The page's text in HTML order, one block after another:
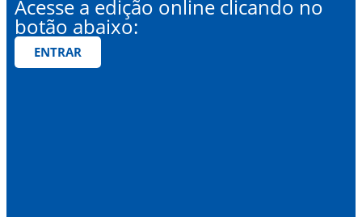
Acesse a edição online clicando no
botão abaixo:
ENTRAR